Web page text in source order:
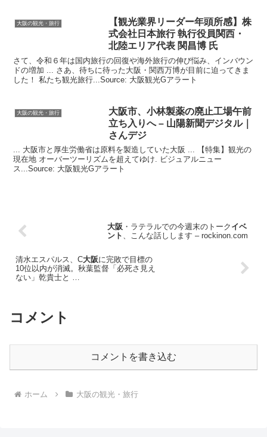
大阪の観光・旅行 【観光業界リーダー年頭所感】株
式会社日本旅行 執行役員関西・
北陸エリア代表 関昌博 氏
さて、令和６年は国内旅行の回復や海外旅行の伸び悩み、インバウン
ドの増加 ... さあ、待ちに待った大阪・関西万博が目前に迫ってきま
した！ 私たち観光旅行...Source: 大阪観光Gアラート
大阪の観光・旅行 大阪市、小林製薬の廃止工場午前
立ち入りへ – 山陽新聞デジタル｜
さんデジ
... 大阪市と厚生労働省は原料を製造していた大阪 ... 【特集】観光の
現在地 オーバーツーリズムを超えてゆけ. ビジュアルニュー
ス...Source: 大阪観光Gアラート
大阪 ・ラテラルでの今週末のトーク イベ
ント 、こんな話しします – rockinon.com
清水エスパルス、C大阪に完敗で目標の
10位以内が消滅。秋葉監督「必死さ見え
ない」乾貴士と …
コメント
コメントを書き込む
ホーム 大阪の観光・旅行